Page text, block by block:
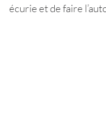
écurie et de faire